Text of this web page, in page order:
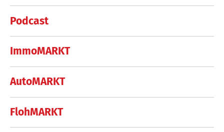
Podcast
ImmoMARKT
AutoMARKT
FlohMARKT